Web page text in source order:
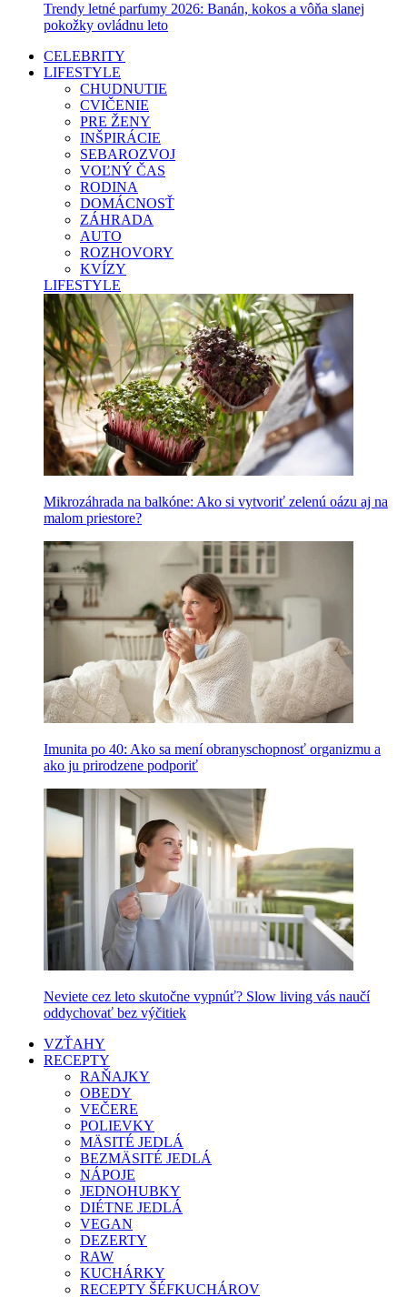
Trendy letné parfumy 2026: Banán, kokos a vôňa slanej
pokožky ovládnu leto
CELEBRITY
LIFESTYLE
CHUDNUTIE
CVIČENIE
PRE ŽENY
INŠPIRÁCIE
SEBAROZVOJ
VOĽNÝ ČAS
RODINA
DOMÁCNOSŤ
ZÁHRADA
AUTO
ROZHOVORY
KVÍZY
LIFESTYLE
Mikrozáhrada na balkóne: Ako si vytvoriť zelenú oázu aj na
malom priestore?
Imunita po 40: Ako sa mení obranyschopnosť organizmu a
ako ju prirodzene podporiť
Neviete cez leto skutočne vypnúť? Slow living vás naučí
oddychovať bez výčitiek
VZŤAHY
RECEPTY
RAŇAJKY
OBEDY
VEČERE
POLIEVKY
MÄSITÉ JEDLÁ
BEZMÄSITÉ JEDLÁ
NÁPOJE
JEDNOHUBKY
DIÉTNE JEDLÁ
VEGAN
DEZERTY
RAW
KUCHÁRKY
RECEPTY ŠÉFKUCHÁROV